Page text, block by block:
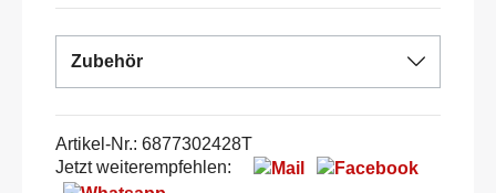
Zubehör
Artikel-Nr.: 6877302428T
Jetzt weiterempfehlen: